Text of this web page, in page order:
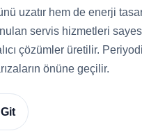
uzatır hem de enerji
servis hizmetleri
çözümler üretilir.
önüne geçilir.